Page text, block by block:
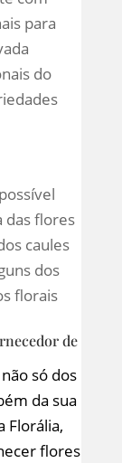
para
do
das flores
caules
dos
florais
de
só dos
da sua
Florália,
flores